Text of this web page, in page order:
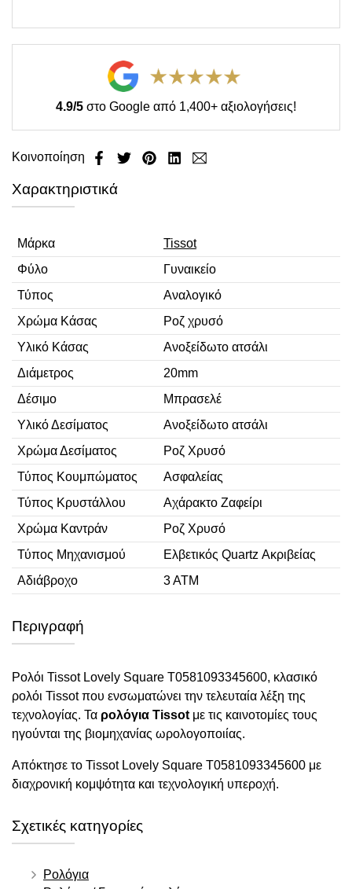
4.9/5 στο Google από 1,400+ αξιολογήσεις!
Κοινοποίηση
Χαρακτηριστικά
Μάρκα
Tissot
Φύλο
Γυναικείο
Τύπος
Αναλογικό
Χρώμα Κάσας
Ροζ χρυσό
Υλικό Κάσας
Ανοξείδωτο ατσάλι
Διάμετρος
20mm
Δέσιμο
Μπρασελέ
Υλικό Δεσίματος
Ανοξείδωτο ατσάλι
Χρώμα Δεσίματος
Ροζ Χρυσό
Τύπος Κουμπώματος
Ασφαλείας
Τύπος Κρυστάλλου
Αχάρακτο Ζαφείρι
Χρώμα Καντράν
Ροζ Χρυσό
Τύπος Μηχανισμού
Ελβετικός Quartz Ακριβείας
Αδιάβροχο
3 ΑΤΜ
Περιγραφή
Ρολόι Tissot Lovely Square T0581093345600, κλασικό
ρολόι Tissot που ενσωματώνει την τελευταία λέξη της
τεχνολογίας. Τα ρολόγια Tissot με τις καινοτομίες τους
ηγούνται της βιομηχανίας ωρολογοποιίας.
Απόκτησε το Tissot Lovely Square T0581093345600 με
διαχρονική κομψότητα και τεχνολογική υπεροχή.
Σχετικές κατηγορίες
Ρολόγια